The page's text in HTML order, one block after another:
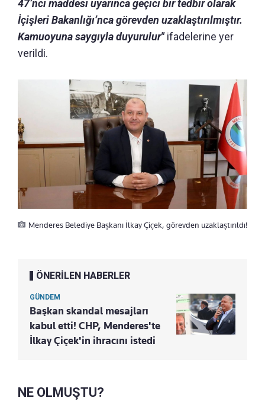
47’nci maddesi uyarınca geçici bir tedbir olarak
İçişleri Bakanlığı’nca görevden uzaklaştırılmıştır.
Kamuoyuna saygıyla duyurulur"ifadelerine yer
verildi.
Menderes Belediye Başkanı İlkay Çiçek, görevden uzaklaştırıldı!
ÖNERİLEN HABERLER
GÜNDEM
Başkan skandal mesajları
kabul etti! CHP, Menderes'te
İlkay Çiçek'in ihracını istedi
NE OLMUŞTU?